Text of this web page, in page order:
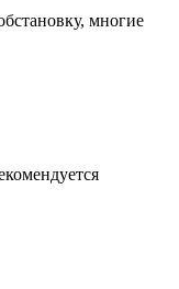
многие